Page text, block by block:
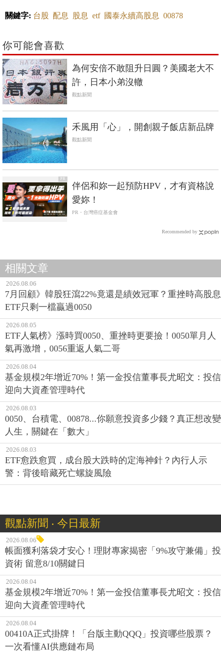
關鍵字: 台股 配息 股息 etf 國泰永續高股息 00878
你可能會喜歡
為何安倍不敢阻升日圓？美國老大不
許，日本小弟沒轍
觀點新聞
禾風用「心」，開創親子飯店新品牌
觀點新聞
PR
伴侶和妳一起預防HPV，才有資格說
愛妳！
PR・台灣癌症基金會
Recommended by
相關文章
2026.08.06
7月回顧》韓股狂瀉22%竟還是績效冠軍？重挫時高股息
ETF只剩一檔贏過0050
2026.08.05
ETF人氣榜》漲時買0050、重挫時更要撿！0050單月人
氣再激增，0056重返人氣二哥
2026.08.04
基金規模2年增近70%！第一金投信董事長尤昭文：投信
迎向大資產管理時代
2026.08.03
0050、台積電、00878...你願意投資多少錢？真正想改變
人生，關鍵在「數大」
2026.08.03
ETF愈跌愈買，成台股大跌時的定海神針？內行人示
警：背後暗藏死亡螺旋風險
觀點新聞 ‧ 今日最新
2026.08.06
帳面獲利落袋才安心！理財專家揭密「9%攻守兼備」投
資術 留意8/10關鍵日
2026.08.04
基金規模2年增近70%！第一金投信董事長尤昭文：投信
迎向大資產管理時代
2026.08.04
00410A正式掛牌！「台版主動QQQ」投資哪些股票？
一次看懂AI供應鏈布局